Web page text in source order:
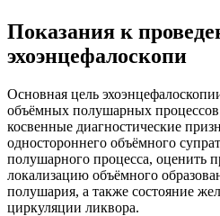
Показания к
эхоэнцефалоскопи
Основная цель
объёмных полушарных
косвенные диагностические
одностороннего объёмного
полушарного процесса, оценить
локализацию объёмного
полушария, а также состояние
циркуляции ликвора.